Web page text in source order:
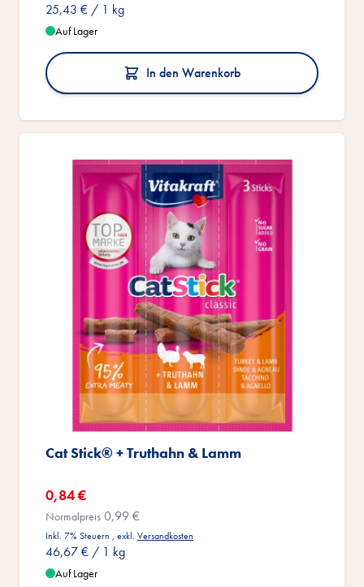
25,43 € / 1 kg
Auf Lager
In den Warenkorb
Cat Stick® + Truthahn & Lamm
Sonderangebot
0,84 €
Normalpreis 0,99 €
Inkl. 7% Steuern , exkl. Versandkosten
46,67 € / 1 kg
Auf Lager